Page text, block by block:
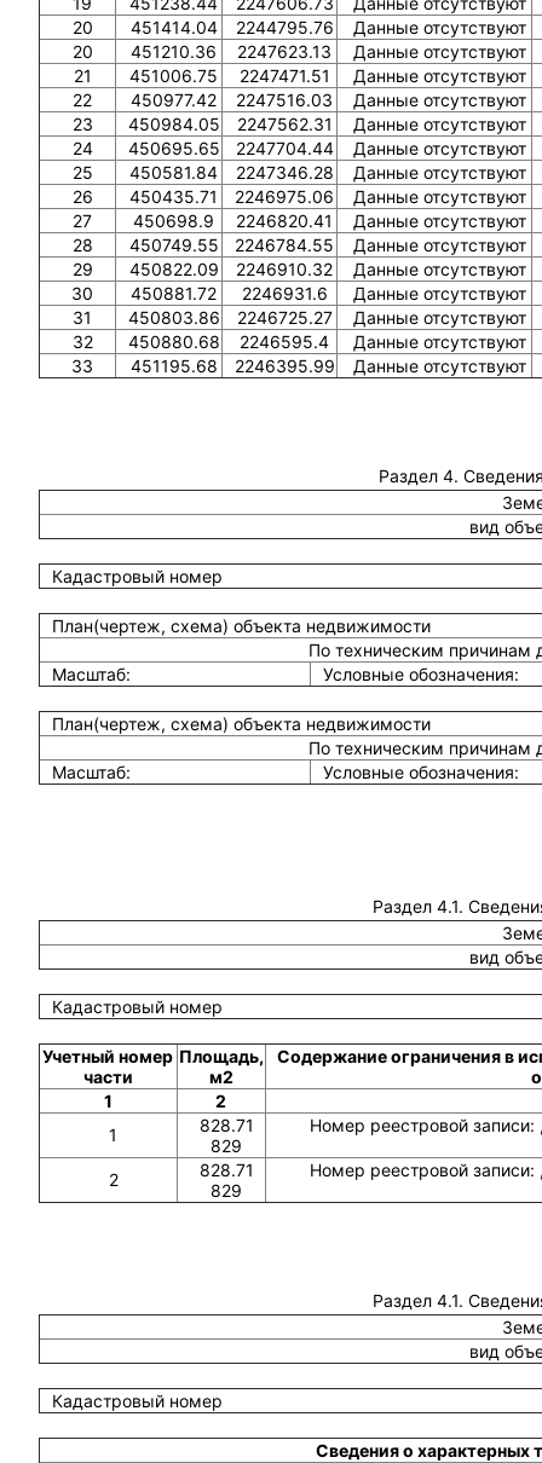
20
451414.04 2244795.76
Данные отсутствуют
20
451210.36 2247623.13
Данные отсутствуют
21
451006.75 2247471.51
Данные отсутствуют
22
450977.42 2247516.03
Данные отсутствуют
23
450984.05 2247562.31
Данные отсутствуют
24
450695.65 2247704.44
Данные отсутствуют
25
450581.84 2247346.28
Данные отсутствуют
26
450435.71 2246975.06
Данные отсутствуют
27
450698.9 2246820.41
Данные отсутствуют
28
450749.55 2246784.55
Данные отсутствуют
29
450822.09 2246910.32
Данные отсутствуют
30
450881.72 2246931.6
Данные отсутствуют
31
450803.86 2246725.27
Данные отсутствуют
32
450880.68 2246595.4
Данные отсутствуют
33
451195.68 2246395.99 Данные отсутствуют
Раздел 4.
вид
Кадастровый номер
План(чертеж, схема) объекта недвижимости
По техническим причинам
Масштаб:
Условные обозначения:
План(чертеж, схема) объекта недвижимости
По техническим причинам
Масштаб:
Условные обозначения:
Раздел 4.1.
вид
Кадастровый номер
Учетный номер
части
Площадь,
м2
Содержание ограничения в
1
2
1
828.71
829
Номер реестровой
2
828.71
829
Номер реестровой
Раздел 4.1.
вид
Кадастровый номер
Сведения о характерных